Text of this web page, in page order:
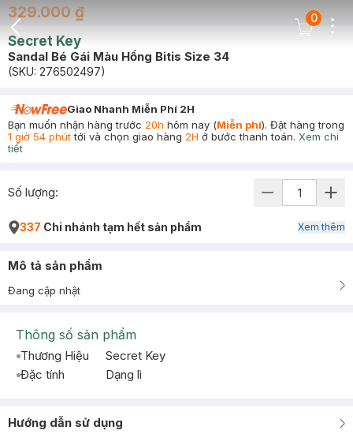
Back Icon
Cart Icon
0
329.000 ₫
Secret Key
Sandal Bé Gái Màu Hồng Bitis Size 34
(SKU: 276502497)
Giao Nhanh Miễn Phí 2H
Bạn muốn nhận hàng trước 20h hôm nay (Miễn phí). Đặt hàng trong
1 giờ 54 phúttới và chọn giao hàng 2H ở bước thanh toán. Xem chi
tiết
Số lượng:
337 Chi nhánh tạm hết sản phẩm Xem thêm
Mô tả sản phẩm
Đang cập nhật
Thông số sản phẩm
Thương Hiệu
Secret Key
Đặc tính
Dạng lì
Hướng dẫn sử dụng